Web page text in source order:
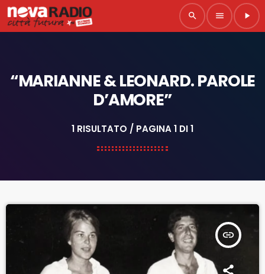
search menu play_arrow
“MARIANNE & LEONARD. PAROLE
D’AMORE”
1 RISULTATO / PAGINA 1 DI 1
insert_link